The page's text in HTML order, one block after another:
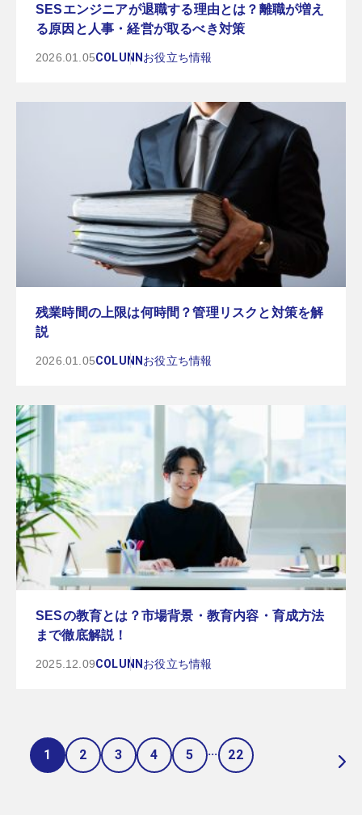
SESエンジニアが退職する理由とは？離職が増え
る原因と人事・経営が取るべき対策
2026.01.05COLUNN お役立ち情報
残業時間の上限は何時間？管理リスクと対策を解
説
2026.01.05COLUNN お役立ち情報
SESの教育とは？市場背景・教育内容・育成方法
まで徹底解説！
2025.12.09COLUNN お役立ち情報
1 2 3 4 5 ... 22